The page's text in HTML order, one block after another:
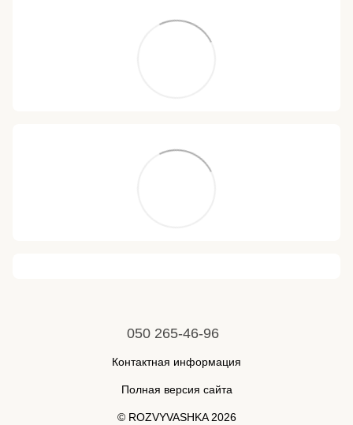
050 265-46-96
Контактная информация
Полная версия сайта
© ROZVYVASHKA 2026